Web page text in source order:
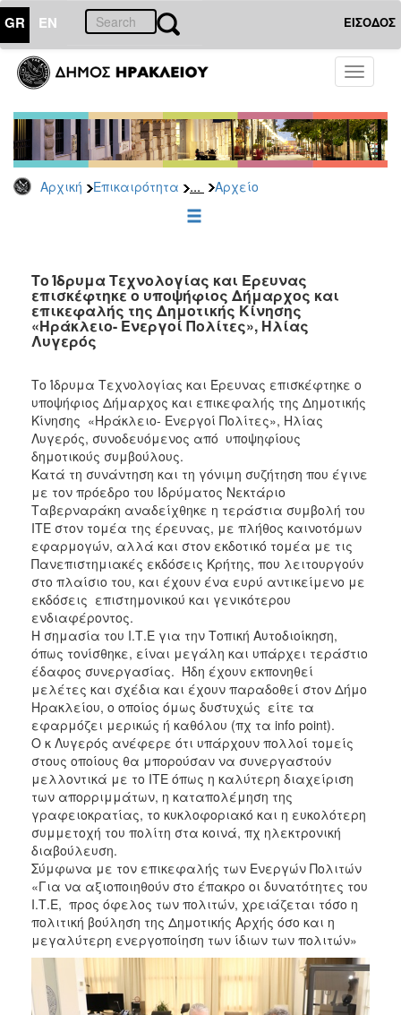
GR EN ΕΙΣΟΔΟΣ
Toggle
Αρχική Επικαιρότητα ... Αρχείο
ΕΠΙΚΑΙΡΟΤΗΤΑ
Παρατάξεις
Αρχείο
ΕΠΙΣΚΕΠΤΗΣ
ΗΡΑΚΛΕΙΟ
Το Ίδρυμα Τεχνολογίας και Έρευνας
επισκέφτηκε ο υποψήφιος Δήμαρχος και
επικεφαλής της Δημοτικής Κίνησης
«Ηράκλειο- Ενεργοί Πολίτες», Ηλίας
Λυγερός
Το Ίδρυμα Τεχνολογίας και Έρευνας επισκέφτηκε ο
υποψήφιος Δήμαρχος και επικεφαλής της Δημοτικής
Κίνησης «Ηράκλειο- Ενεργοί Πολίτες», Ηλίας
Λυγερός, συνοδευόμενος από υποψηφίους
δημοτικούς συμβούλους.
Κατά τη συνάντηση και τη γόνιμη συζήτηση που έγινε
με τον πρόεδρο του Ιδρύματος Νεκτάριο
Ταβερναράκη αναδείχθηκε η τεράστια συμβολή του
ΙΤΕ στον τομέα της έρευνας, με πλήθος καινοτόμων
εφαρμογών, αλλά και στον εκδοτικό τομέα με τις
Πανεπιστημιακές εκδόσεις Κρήτης, που λειτουργούν
στο πλαίσιο του, και έχουν ένα ευρύ αντικείμενο με
εκδόσεις επιστημονικού και γενικότερου
ενδιαφέροντος.
Η σημασία του Ι.Τ.Ε για την Τοπική Αυτοδιοίκηση,
όπως τονίσθηκε, είναι μεγάλη και υπάρχει τεράστιο
έδαφος συνεργασίας. Ήδη έχουν εκπονηθεί
μελέτες και σχέδια και έχουν παραδοθεί στον Δήμο
Ηρακλείου, ο οποίος όμως δυστυχώς είτε τα
εφαρμόζει μερικώς ή καθόλου (πχ τα info point).
Ο κ Λυγερός ανέφερε ότι υπάρχουν πολλοί τομείς
στους οποίους θα μπορούσαν να συνεργαστούν
μελλοντικά με το ΙΤΕ όπως η καλύτερη διαχείριση
των απορριμμάτων, η καταπολέμηση της
γραφειοκρατίας, το κυκλοφοριακό και η ευκολότερη
συμμετοχή του πολίτη στα κοινά, πχ ηλεκτρονική
διαβούλευση.
Σύμφωνα με τον επικεφαλής των Ενεργών Πολιτών
«Για να αξιοποιηθούν στο έπακρο οι δυνατότητες του
Ι.Τ.Ε, προς όφελος των πολιτών, χρειάζεται τόσο η
πολιτική βούληση της Δημοτικής Αρχής όσο και η
μεγαλύτερη ενεργοποίηση των ίδιων των πολιτών»